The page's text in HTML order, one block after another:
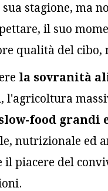
stagione, ma
il suo
qualità del cibo,
la sovranità
l'agricoltura
food grandi
nutrizionale ed
piacere del